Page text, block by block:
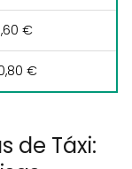
€
€
de Táxi: